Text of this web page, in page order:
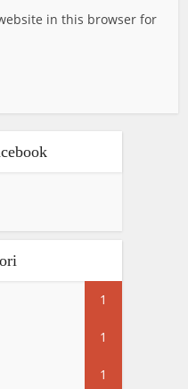
in this browser for
1
1
1